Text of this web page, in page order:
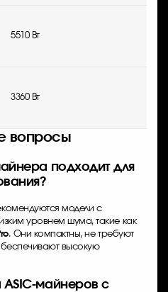
5510 Вт
3360 Вт
вопросы
подходит для
модели с
уровнем шума, такие как
. Они компактны, не требуют
высокую
майнеров с